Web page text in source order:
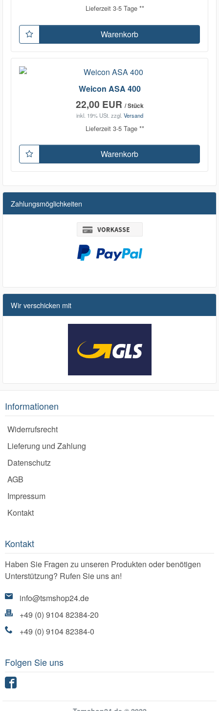
Lieferzeit 3-5 Tage **
Warenkorb
Weicon ASA 400
22,00 EUR / Stück
inkl. 19% USt. zzgl. Versand
Lieferzeit 3-5 Tage **
Warenkorb
Zahlungsmöglichkeiten
Wir verschicken mit
Informationen
Widerrufsrecht
Lieferung und Zahlung
Datenschutz
AGB
Impressum
Kontakt
Kontakt
Haben Sie Fragen zu unseren Produkten oder benötigen
Unterstützung? Rufen Sie uns an!
info@tsmshop24.de
+49 (0) 9104 82384-20
+49 (0) 9104 82384-0
Folgen Sie uns